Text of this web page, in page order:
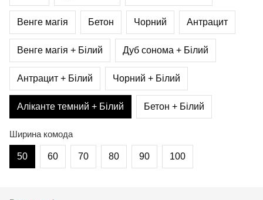
Венге магія Бетон Чорний Антрацит
Венге магія + Білий Дуб сонома + Білий
Антрацит + Білий Чорний + Білий
Аліканте темний + Білий Бетон + Білий
Ширина комода
50 60 70 80 90 100